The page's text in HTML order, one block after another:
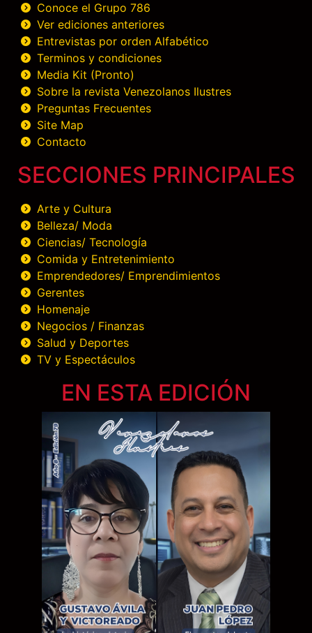
Conoce el Grupo 786
Ver ediciones anteriores
Entrevistas por orden Alfabético
Terminos y condiciones
Media Kit (Pronto)
Sobre la revista Venezolanos Ilustres
Preguntas Frecuentes
Site Map
Contacto
SECCIONES PRINCIPALES
Arte y Cultura
Belleza/ Moda
Ciencias/ Tecnología
Comida y Entretenimiento
Emprendedores/ Emprendimientos
Gerentes
Homenaje
Negocios / Finanzas
Salud y Deportes
TV y Espectáculos
EN ESTA EDICIÓN